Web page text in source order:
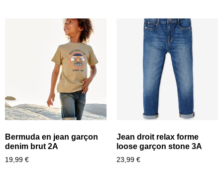
Bermuda en jean garçon
denim brut 2A
19,99 €
Jean droit relax forme
loose garçon stone 3A
23,99 €